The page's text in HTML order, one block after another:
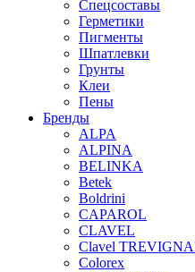
Спецсоставы
Герметики
Пигменты
Шпатлевки
Грунты
Клеи
Пены
Бренды
ALPA
ALPINA
BELINKA
Betek
Boldrini
CAPAROL
CLAVEL
Clavel
Colorex